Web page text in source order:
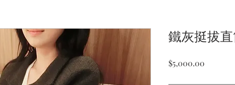
鐵灰挺拔
$5,000.00